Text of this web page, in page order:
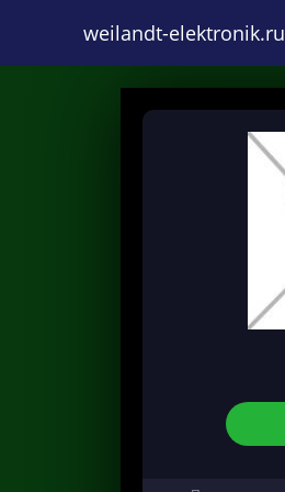
weilandt-elektronik.ru